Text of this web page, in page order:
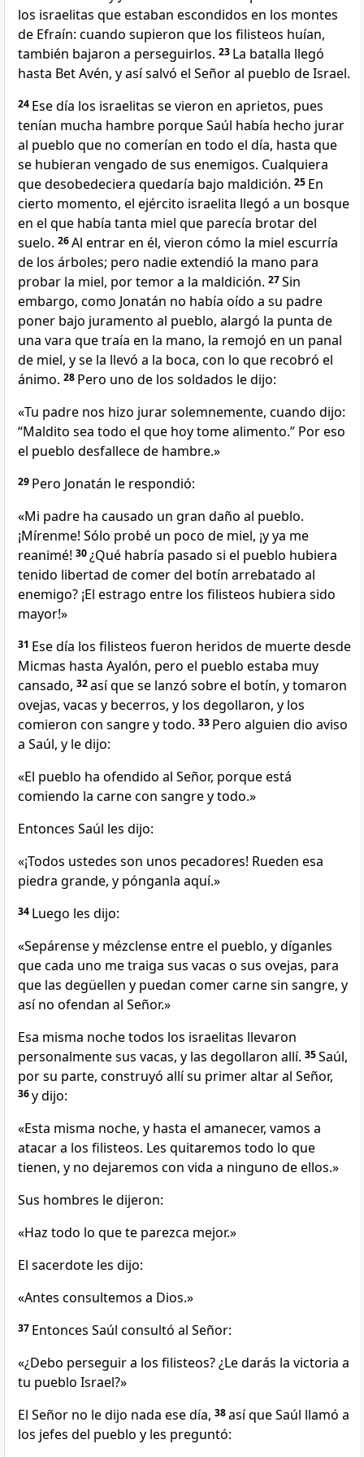
los israelitas que estaban escondidos en los montes
de Efraín: cuando supieron que los filisteos huían,
también bajaron a perseguirlos. 23 La batalla llegó
hasta Bet Avén, y así salvó el Señor al pueblo de Israel.
24 Ese día los israelitas se vieron en aprietos, pues
tenían mucha hambre porque Saúl había hecho jurar
al pueblo que no comerían en todo el día, hasta que
se hubieran vengado de sus enemigos. Cualquiera
que desobedeciera quedaría bajo maldición. 25 En
cierto momento, el ejército israelita llegó a un bosque
en el que había tanta miel que parecía brotar del
suelo. 26Al entrar en él, vieron cómo la miel escurría
de los árboles; pero nadie extendió la mano para
probar la miel, por temor a la maldición. 27Sin
embargo, como Jonatán no había oído a su padre
poner bajo juramento al pueblo, alargó la punta de
una vara que traía en la mano, la remojó en un panal
de miel, y se la llevó a la boca, con lo que recobró el
ánimo. 28 Pero uno de los soldados le dijo:
«Tu padre nos hizo jurar solemnemente, cuando dijo:
“Maldito sea todo el que hoy tome alimento.” Por eso
el pueblo desfallece de hambre.»
29 Pero Jonatán le respondió:
«Mi padre ha causado un gran daño al pueblo.
¡Mírenme! Sólo probé un poco de miel, ¡y ya me
reanimé! 30¿Qué habría pasado si el pueblo hubiera
tenido libertad de comer del botín arrebatado al
enemigo? ¡El estrago entre los filisteos hubiera sido
mayor!»
31 Ese día los filisteos fueron heridos de muerte desde
Micmas hasta Ayalón, pero el pueblo estaba muy
cansado, 32así que se lanzó sobre el botín, y tomaron
ovejas, vacas y becerros, y los degollaron, y los
comieron con sangre y todo. 33 Pero alguien dio aviso
a Saúl, y le dijo:
«El pueblo ha ofendido al Señor, porque está
comiendo la carne con sangre y todo.»
Entonces Saúl les dijo:
«¡Todos ustedes son unos pecadores! Rueden esa
piedra grande, y pónganla aquí.»
34 Luego les dijo:
«Sepárense y mézclense entre el pueblo, y díganles
que cada uno me traiga sus vacas o sus ovejas, para
que las degüellen y puedan comer carne sin sangre, y
así no ofendan al Señor.»
Esa misma noche todos los israelitas llevaron
personalmente sus vacas, y las degollaron allí. 35Saúl,
por su parte, construyó allí su primer altar al Señor,
36y dijo:
«Esta misma noche, y hasta el amanecer, vamos a
atacar a los filisteos. Les quitaremos todo lo que
tienen, y no dejaremos con vida a ninguno de ellos.»
Sus hombres le dijeron:
«Haz todo lo que te parezca mejor.»
El sacerdote les dijo:
«Antes consultemos a Dios.»
37 Entonces Saúl consultó al Señor:
«¿Debo perseguir a los filisteos? ¿Le darás la victoria a
tu pueblo Israel?»
El Señor no le dijo nada ese día, 38así que Saúl llamó a
los jefes del pueblo y les preguntó: